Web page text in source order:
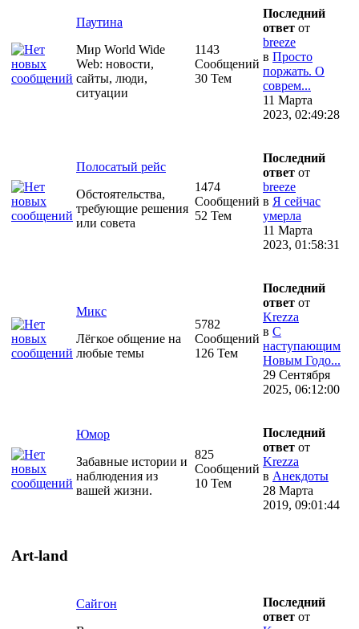
Паутина
Мир World Wide
Web: новости,
сайты, люди,
ситуации
1143
Сообщений
30 Тем
Последний
ответ от
breeze
в Просто
поржать. О
соврем...
11 Марта
2023, 02:49:28
Полосатый рейс
Обстоятельства,
требующие решения
или совета
1474
Сообщений
52 Тем
Последний
ответ от
breeze
в Я сейчас
умерла
11 Марта
2023, 01:58:31
Микс
Лёгкое общение на
любые темы
5782
Сообщений
126 Тем
Последний
ответ от
Krezza
в С
наступающим
Новым Годо...
29 Сентября
2025, 06:12:00
Юмор
Забавные истории и
наблюдения из
вашей жизни.
825
Сообщений
10 Тем
Последний
ответ от
Krezza
в Анекдоты
28 Марта
2019, 09:01:44
Art-land
Сайгон
Последний
ответ от